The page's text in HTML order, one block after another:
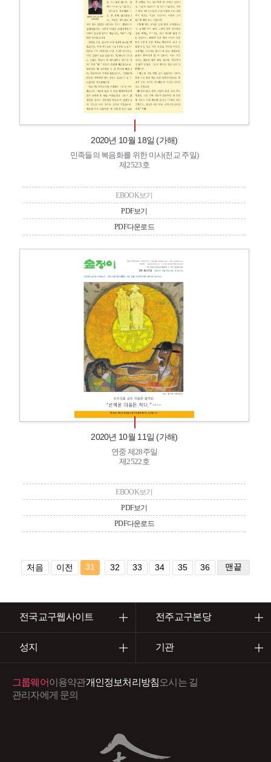
2020년 10월 18일 (가해)
민족들의 복음화를 위한 미사(전교 주일)
제2523호
EBOOK보기
PDF보기
PDF다운로드
2020년 10월 11일 (가해)
연중 제28주일
제2522호
EBOOK보기
PDF보기
PDF다운로드
처음 이전 31 32 33 34 35 36 맨끝
전국교구웹사이트 전주교구본당
성지 기관
그룹웨어이용약관개인정보처리방침오시는 길
관리자에게 문의